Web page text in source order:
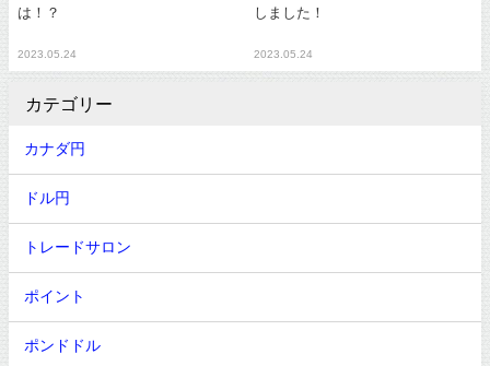
は！？
2023.05.24
しました！
2023.05.24
カテゴリー
カナダ円
ドル円
トレードサロン
ポイント
ポンドドル